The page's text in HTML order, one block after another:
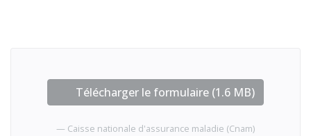
Télécharger le formulaire (1.6 MB)
Caisse nationale d'assurance maladie (Cnam)